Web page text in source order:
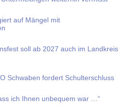
auf Mängel mit
soll ab 2027 auch im Land­kreis
Schwaben fordert Schulterschluss
ich Ihnen unbequem war …“